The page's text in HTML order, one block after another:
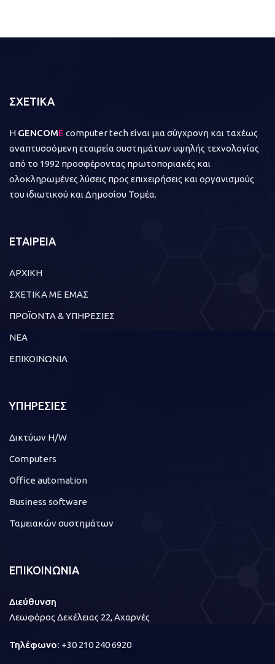
ΣΧΕΤΙΚΑ
Η GENCOME computer tech είναι μια σύγχρονη και ταχέως
αναπτυσσόμενη εταιρεία συστημάτων υψηλής τεχνολογίας
από το 1992 προσφέροντας πρωτοποριακές και
ολοκληρωμένες λύσεις προς επιχειρήσεις και οργανισμούς
του ιδιωτικού και Δημοσίου Τομέα.
ΕΤΑΙΡΕΙΑ
ΑΡΧΙΚΗ
ΣΧΕΤΙΚΑ ΜΕ ΕΜΑΣ
ΠΡΟΪΟΝΤΑ & ΥΠΗΡΕΣΙΕΣ
ΝΕΑ
ΕΠΙΚΟΙΝΩΝΙΑ
ΥΠΗΡΕΣΙΕΣ
Δικτύων H/W
Computers
Office automation
Business software
Ταμειακών συστημάτων
ΕΠΙΚΟΙΝΩΝΙΑ
Διεύθυνση
Λεωφόρος Δεκέλειας 22, Αχαρνές
Τηλέφωνο: +30 210 240 6920